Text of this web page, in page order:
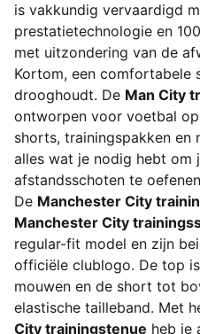
is vakkundig vervaardigd
prestatietechnologie en
met uitzondering van de
Kortom, een comfortabele
drooghoudt. De Man City
ontworpen voor voetbal
shorts, trainingspakken en
alles wat je nodig hebt om
afstandsschoten te
De Manchester City
Manchester City
regular-fit model en zijn
officiële clublogo. De top
mouwen en de short tot
elastische tailleband. Met
City trainingstenue heb je